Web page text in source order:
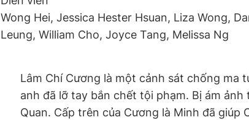
Wong Hei, Jessica Hester Hsuan, Liza Wong,
Leung, William Cho, Joyce Tang, Melissa Ng
Lâm Chí Cương là một cảnh sát chống ma
anh đã lỡ tay bắn chết tội phạm. Bị ám
Quan. Cấp trên của Cương là Minh đã